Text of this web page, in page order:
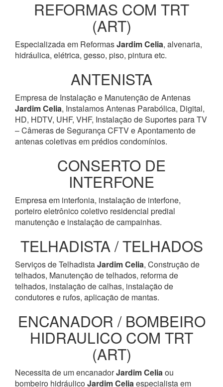
REFORMAS COM TRT
(ART)
Especializada em ReformasJardim Celia, alvenaria,
hidráulica, elétrica, gesso, piso, pintura etc.
ANTENISTA
Empresa de Instalação e Manutenção de Antenas
Jardim Celia, Instalamos Antenas Parabólica, Digital,
HD, HDTV, UHF, VHF, Instalação de Suportes para TV
– Câmeras de Segurança CFTV e Apontamento de
antenas coletivas em prédios condomínios.
CONSERTO DE
INTERFONE
Empresa em interfonia, instalação de interfone,
porteiro eletrônico coletivo residencial predial
manutenção e instalação de campainhas.
TELHADISTA / TELHADOS
Serviços de TelhadistaJardim Celia, Construção de
telhados, Manutenção de telhados, reforma de
telhados, instalação de calhas, instalação de
condutores e rufos, aplicação de mantas.
ENCANADOR / BOMBEIRO
HIDRAULICO COM TRT
(ART)
Necessita de um encanadorJardim Celiaou
bombeiro hidráulicoJardim Celiaespecialista em